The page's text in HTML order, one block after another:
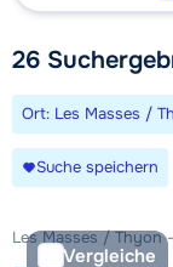
26
Ort: Les Masses /
Suche speichern
Vergleiche
Les Masses / Thyon -